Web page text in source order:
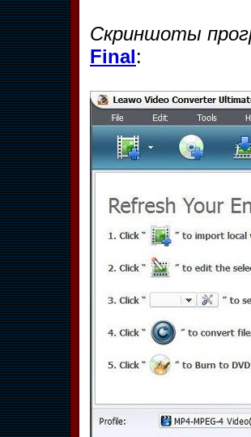
Скриншоты
Final: